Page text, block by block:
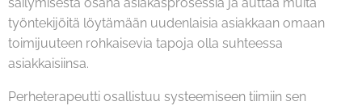
työntekijöitä löytämään uudenlaisia asiakkaan omaan
toimijuuteen rohkaisevia tapoja olla suhteessa
asiakkaisiinsa.
Perheterapeutti osallistuu systeemiseen tiimiin sen